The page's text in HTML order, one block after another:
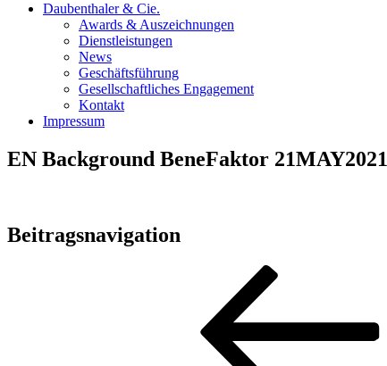
Daubenthaler & Cie.
Awards & Auszeichnungen
Dienstleistungen
News
Geschäftsführung
Gesellschaftliches Engagement
Kontakt
Impressum
EN Background BeneFaktor 21MAY2021
Beitragsnavigation